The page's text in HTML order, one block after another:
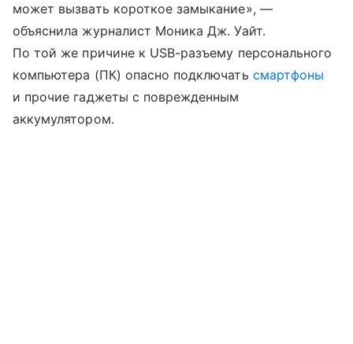
может вызвать короткое замыкание», —
объяснила журналист Моника Дж. Уайт.
По той же причине к USB-разъему персонального
компьютера (ПК) опасно подключать смартфоны
и прочие гаджеты с поврежденным
аккумулятором.